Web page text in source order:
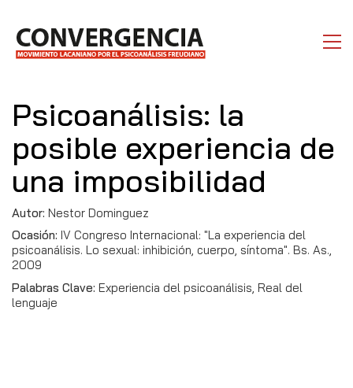
Psicoanálisis: la
posible experiencia de
una imposibilidad
Autor: Nestor Dominguez
Ocasión: IV Congreso Internacional: "La experiencia del
psicoanálisis. Lo sexual: inhibición, cuerpo, síntoma". Bs. As.,
2009
Palabras Clave: Experiencia del psicoanálisis, Real del
lenguaje